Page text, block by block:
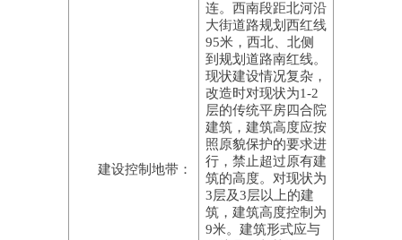
建设控制地带：
连。西南段距北河沿
大街道路规划西红线
95米，西北、北侧
到规划道路南红线。
现状建设情况复杂，
改造时对现状为1-2
层的传统平房四合院
建筑，建筑高度应按
照原貌保护的要求进
行，禁止超过原有建
筑的高度。对现状为
3层及3层以上的建
筑，建筑高度控制为
9米。建筑形式应与